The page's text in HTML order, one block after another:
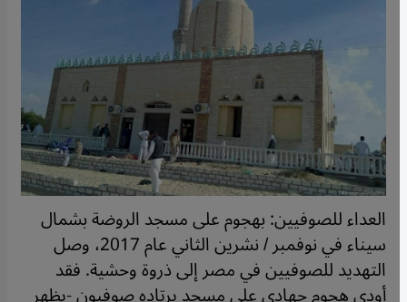
العداء للصوفيين: بهجوم على مسجد الروضة بشمال
سيناء في نوفمبر / نشرين الثاني عام 2017، وصل
التهديد للصوفيين في مصر إلى ذروة وحشية. فقد